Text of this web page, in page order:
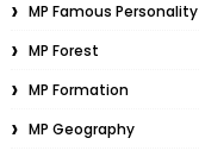
MP Famous Personality
MP Forest
MP Formation
MP Geography